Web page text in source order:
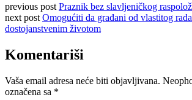
previous post Praznik bez slavljeničkog
next post Omogućiti da građani od vlastitog
dostojanstvenim životom
Komentariši
Vaša email adresa neće biti objavljivana.
označena sa *